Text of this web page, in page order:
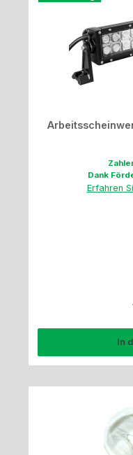
Dank
Erfahren
In